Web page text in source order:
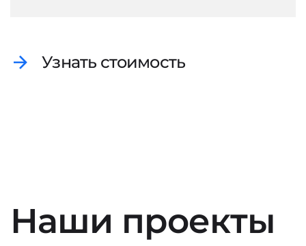
Узнать стоимость
Наши проекты